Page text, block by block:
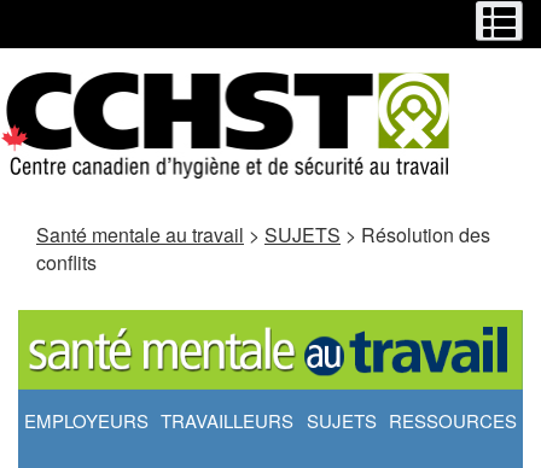
contenu
principal
la
version
HTML
simplifiée
Santé mentale au travail > SUJETS > Résolution des
conflits
EMPLOYEURS TRAVAILLEURS SUJETS RESSOURCES